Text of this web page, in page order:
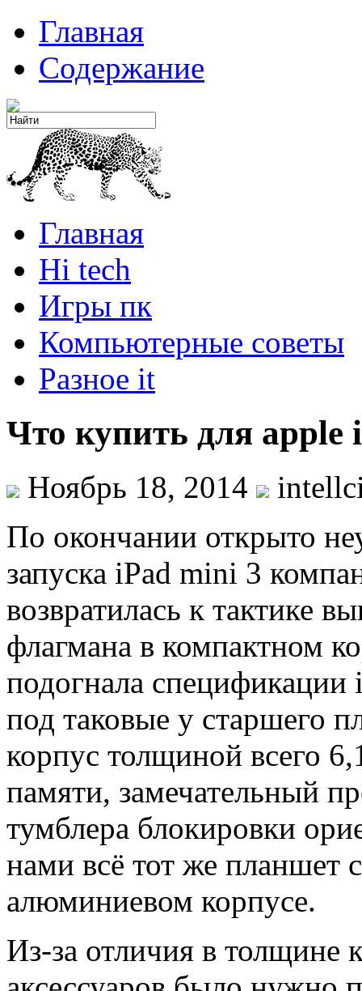
Главная
Содержание
Главная
Hi tech
Игры пк
Компьютерные советы
Разное it
Что купить для apple
Ноябрь 18, 2014
По окончании открыто
запуска iPad mini 3
возвратилась к тактике
флагмана в компактном
подогнала спецификации
под таковые у старшего
корпус толщиной всего
памяти, замечательный
тумблера блокировки
нами всё тот же планшет
алюминиевом корпусе.
Из-за отличия в толщине